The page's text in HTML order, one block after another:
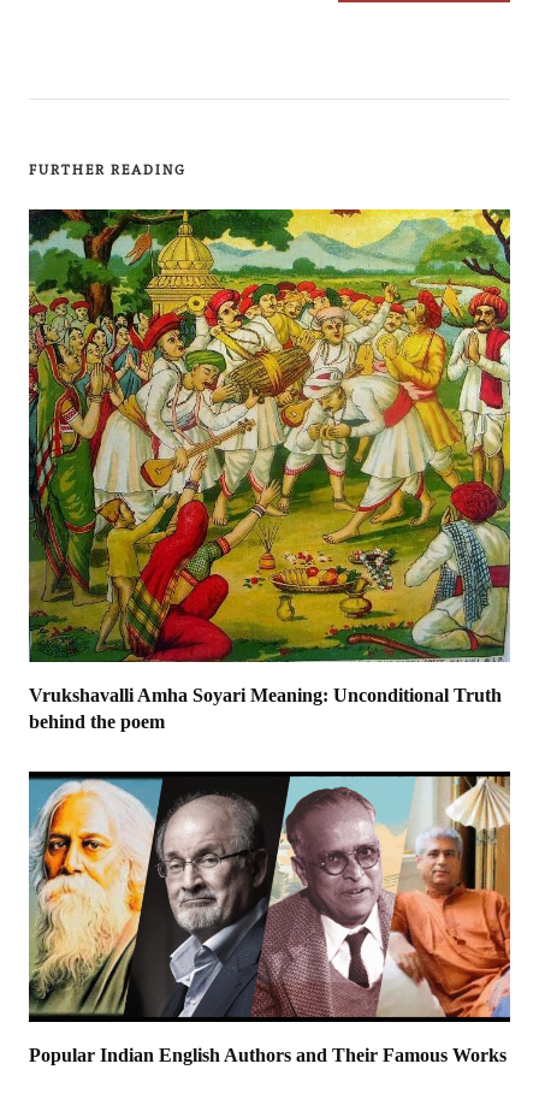
FURTHER READING
Vrukshavalli Amha Soyari Meaning: Unconditional Truth
behind the poem
Popular Indian English Authors and Their Famous Works